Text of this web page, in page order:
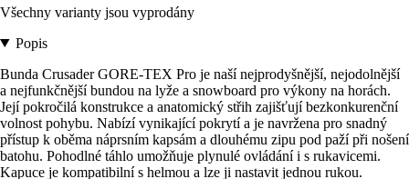
Všechny varianty jsou vyprodány
Popis
Bunda Crusader GORE-TEX Pro je naší nejprodyšnější, nejodolnější
a nejfunkčnější bundou na lyže a snowboard pro výkony na horách.
Její pokročilá konstrukce a anatomický střih zajišťují bezkonkurenční
volnost pohybu. Nabízí vynikající pokrytí a je navržena pro snadný
přístup k oběma náprsním kapsám a dlouhému zipu pod paží při nošení
batohu. Pohodlné táhlo umožňuje plynulé ovládání i s rukavicemi.
Kapuce je kompatibilní s helmou a lze ji nastavit jednou rukou.